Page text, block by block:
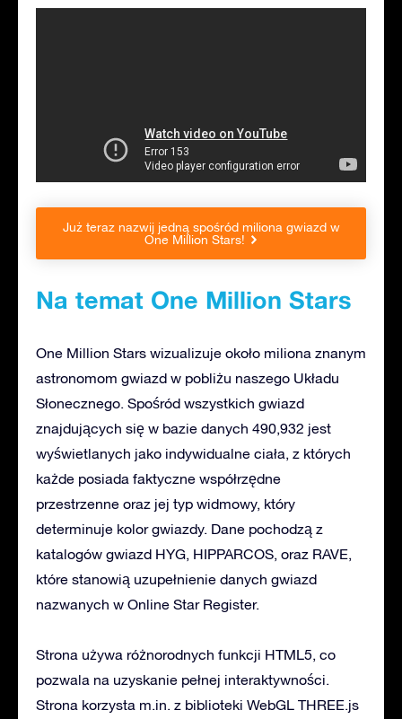
Już teraz nazwij jedną spośród miliona gwiazd w
One Million Stars!
Na temat One Million Stars
One Million Stars wizualizuje około miliona znanym
astronomom gwiazd w pobliżu naszego Układu
Słonecznego. Spośród wszystkich gwiazd
znajdujących się w bazie danych 490,932 jest
wyświetlanych jako indywidualne ciała, z których
każde posiada faktyczne współrzędne
przestrzenne oraz jej typ widmowy, który
determinuje kolor gwiazdy. Dane pochodzą z
katalogów gwiazd HYG, HIPPARCOS, oraz RAVE,
które stanowią uzupełnienie danych gwiazd
nazwanych w Online Star Register.
Strona używa różnorodnych funkcji HTML5, co
pozwala na uzyskanie pełnej interaktywności.
Strona korzysta m.in. z biblioteki WebGL THREE.js